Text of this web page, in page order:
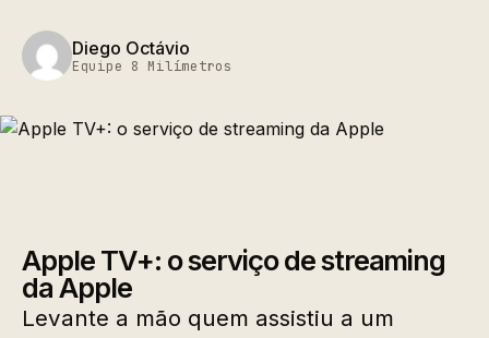
Diego Octávio
Equipe 8 Milímetros
Apple TV+: o serviço de streaming
da Apple
Levante a mão quem assistiu a um